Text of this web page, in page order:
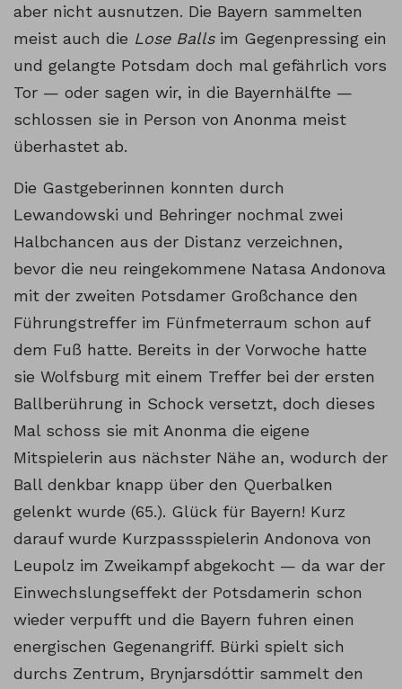
aber nicht ausnutzen. Die Bayern sammelten
meist auch die Lose Ballsim Gegenpressing ein
und gelangte Potsdam doch mal gefährlich vors
Tor — oder sagen wir, in die Bayernhälfte —
schlossen sie in Person von Anonma meist
überhastet ab.
Die Gastgeberinnen konnten durch
Lewandowski und Behringer nochmal zwei
Halbchancen aus der Distanz verzeichnen,
bevor die neu reingekommene Natasa Andonova
mit der zweiten Potsdamer Großchance den
Führungstreffer im Fünfmeterraum schon auf
dem Fuß hatte. Bereits in der Vorwoche hatte
sie Wolfsburg mit einem Treffer bei der ersten
Ballberührung in Schock versetzt, doch dieses
Mal schoss sie mit Anonma die eigene
Mitspielerin aus nächster Nähe an, wodurch der
Ball denkbar knapp über den Querbalken
gelenkt wurde (65.). Glück für Bayern! Kurz
darauf wurde Kurzpassspielerin Andonova von
Leupolz im Zweikampf abgekocht — da war der
Einwechslungseffekt der Potsdamerin schon
wieder verpufft und die Bayern fuhren einen
energischen Gegenangriff. Bürki spielt sich
durchs Zentrum, Brynjarsdóttir sammelt den